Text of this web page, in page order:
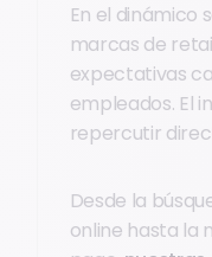
En el dinámico
marcas de
expectativas
empleados. El
repercutir
Desde la
online hasta la